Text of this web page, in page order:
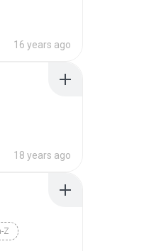
16 years ago
18 years ago
Z